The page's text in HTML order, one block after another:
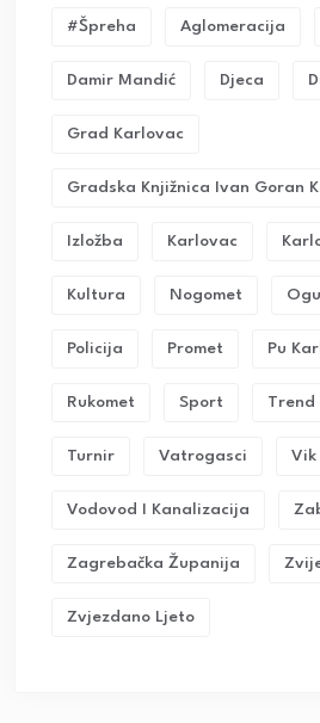
#Špreha Aglomeracija
Damir Mandić Djeca
Grad Karlovac
Gradska Knjižnica Ivan Goran
Izložba Karlovac
Kultura Nogomet
Policija Promet Pu
Rukomet Sport Trend
Turnir Vatrogasci Vik
Vodovod I Kanalizacija
Zagrebačka Županija
Zvjezdano Ljeto